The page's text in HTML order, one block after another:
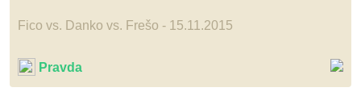
Fico vs. Danko vs. Frešo - 15.11.2015
Pravda